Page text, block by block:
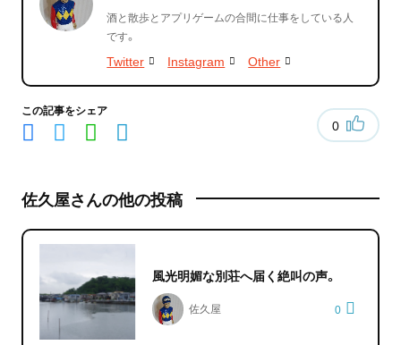
酒と散歩とアプリゲームの合間に仕事をしている人
です。
Twitter Instagram Other
この記事をシェア
0
佐久屋さんの他の投稿
風光明媚な別荘へ届く絶叫の声。
佐久屋 0